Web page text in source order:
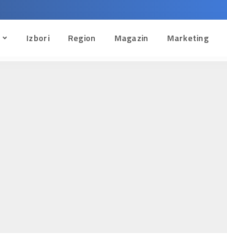
Izbori Region Magazin Marketing